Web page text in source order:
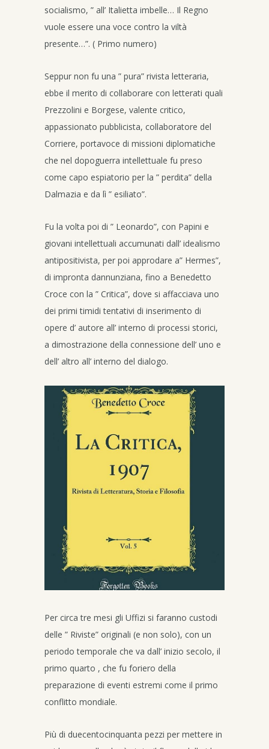
socialismo, ” all’ Italietta imbelle… Il Regno
vuole essere una voce contro la viltà
presente…”. ( Primo numero)
Seppur non fu una ” pura” rivista letteraria,
ebbe il merito di collaborare con letterati quali
Prezzolini e Borgese, valente critico,
appassionato pubblicista, collaboratore del
Corriere, portavoce di missioni diplomatiche
che nel dopoguerra intellettuale fu preso
come capo espiatorio per la ” perdita” della
Dalmazia e da lì ” esiliato”.
Fu la volta poi di ” Leonardo”, con Papini e
giovani intellettuali accumunati dall’ idealismo
antipositivista, per poi approdare a” Hermes”,
di impronta dannunziana, fino a Benedetto
Croce con la ” Critica”, dove si affacciava uno
dei primi timidi tentativi di inserimento di
opere d’ autore all’ interno di processi storici,
a dimostrazione della connessione dell’ uno e
dell’ altro all’ interno del dialogo.
Per circa tre mesi gli Uffizi si faranno custodi
delle ” Riviste” originali (e non solo), con un
periodo temporale che va dall’ inizio secolo, il
primo quarto , che fu foriero della
preparazione di eventi estremi come il primo
conflitto mondiale.
Più di duecentocinquanta pezzi per mettere in